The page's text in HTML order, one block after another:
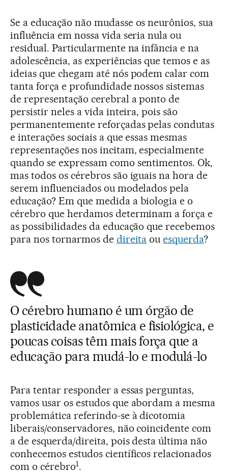
Se a educação não mudasse os neurônios, sua
influência em nossa vida seria nula ou
residual. Particularmente na infância e na
adolescência, as experiências que temos e as
ideias que chegam até nós podem calar com
tanta força e profundidade nossos sistemas
de representação cerebral a ponto de
persistir neles a vida inteira, pois são
permanentemente reforçadas pelas condutas
e interações sociais a que essas mesmas
representações nos incitam, especialmente
quando se expressam como sentimentos. Ok,
mas todos os cérebros são iguais na hora de
serem influenciados ou modelados pela
educação? Em que medida a biologia e o
cérebro que herdamos determinam a força e
as possibilidades da educação que recebemos
para nos tornarmos de direita ouesquerda?
O cérebro humano é um órgão de
plasticidade anatômica e fisiológica, e
poucas coisas têm mais força que a
educação para mudá-lo e modulá-lo
Para tentar responder a essas perguntas,
vamos usar os estudos que abordam a mesma
problemática referindo-se à dicotomia
liberais/conservadores, não coincidente com
a de esquerda/direita, pois desta última não
conhecemos estudos científicos relacionados
com o cérebro1.